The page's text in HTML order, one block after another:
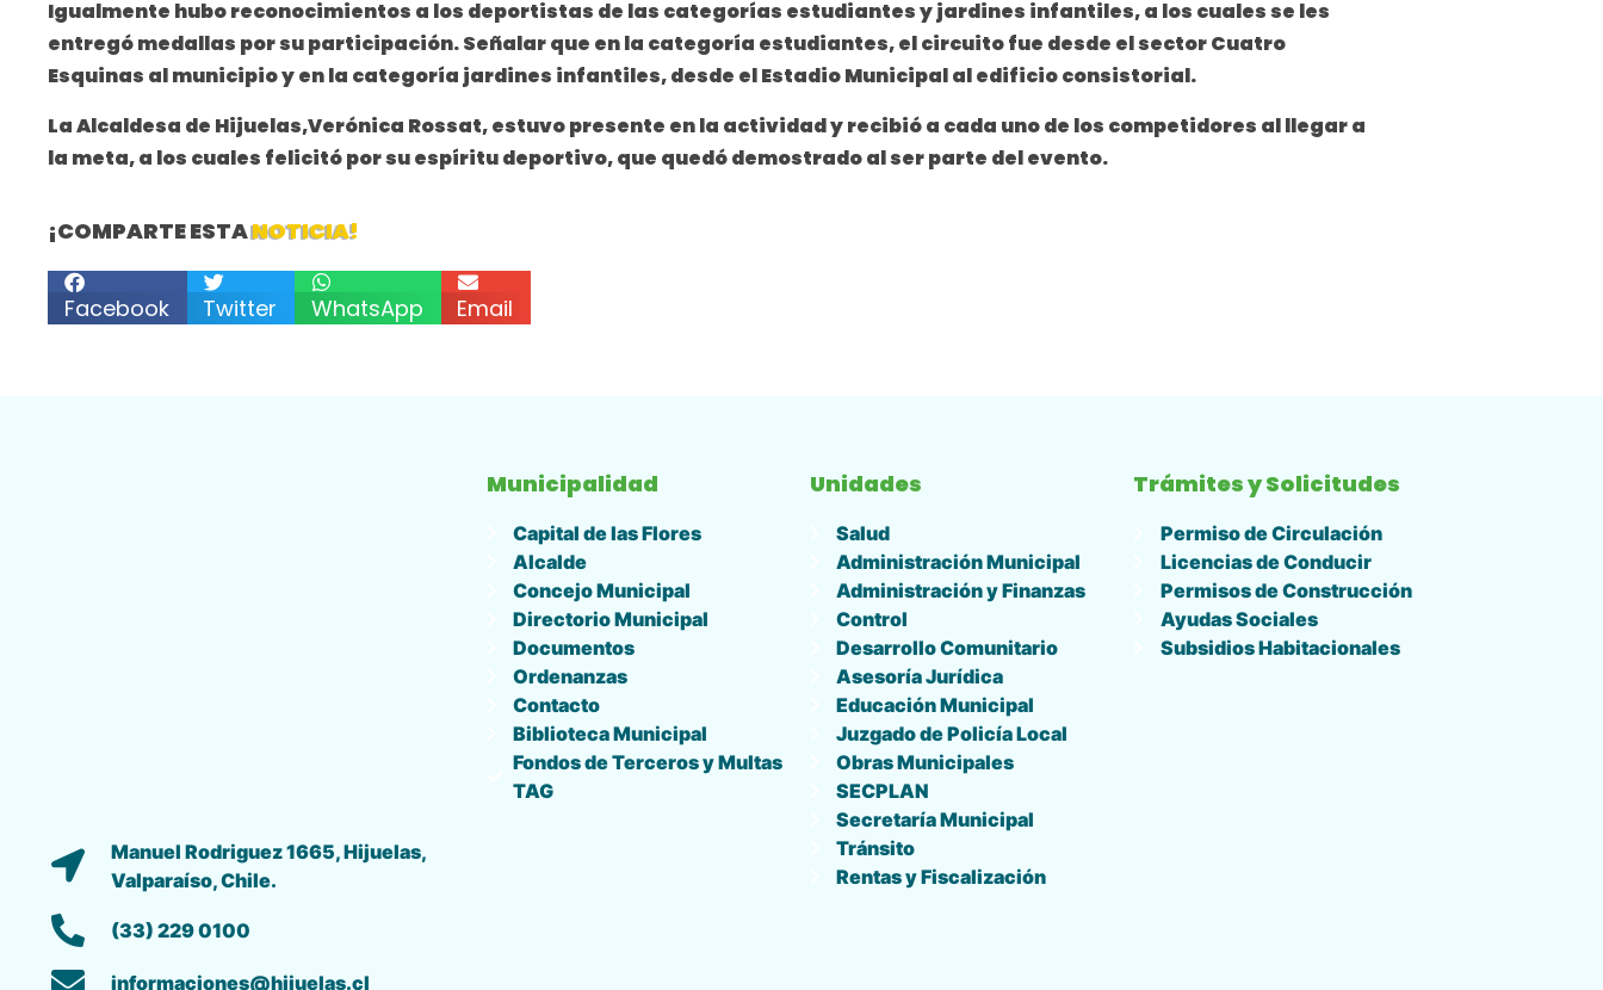
Igualmente hubo reconocimientos a los deportistas de las categorías estudiantes y jardines infantiles, a los cuales se les
entregó medallas por su participación. Señalar que en la categoría estudiantes, el circuito fue desde el sector Cuatro
Esquinas al municipio y en la categoría jardines infantiles, desde el Estadio Municipal al edificio consistorial.
La Alcaldesa de Hijuelas,Verónica Rossat, estuvo presente en la actividad y recibió a cada uno de los competidores al llegar a
la meta, a los cuales felicitó por su espíritu deportivo, que quedó demostrado al ser parte del evento.
¡COMPARTE ESTANOTICIA!
Facebook Twitter WhatsApp Email
Manuel Rodriguez 1665, Hijuelas,
Valparaíso, Chile.
(33) 229 0100
informaciones@hijuelas.cl
Municipalidad
Capital de las Flores
Alcalde
Concejo Municipal
Directorio Municipal
Documentos
Ordenanzas
Contacto
Biblioteca Municipal
Fondos de Terceros y Multas
TAG
Unidades
Salud
Administración Municipal
Administración y Finanzas
Control
Desarrollo Comunitario
Asesoría Jurídica
Educación Municipal
Juzgado de Policía Local
Obras Municipales
SECPLAN
Secretaría Municipal
Tránsito
Rentas y Fiscalización
Trámites y Solicitudes
Permiso de Circulación
Licencias de Conducir
Permisos de Construcción
Ayudas Sociales
Subsidios Habitacionales